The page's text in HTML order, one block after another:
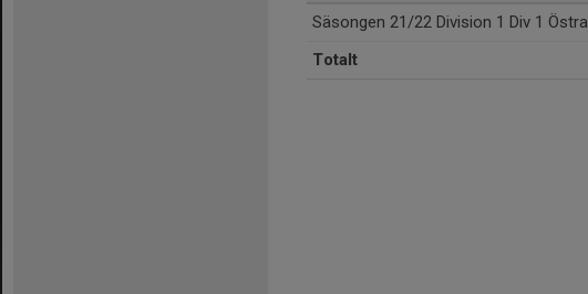
Säsongen 21/22 Division 1 Div 1 Östra
Totalt